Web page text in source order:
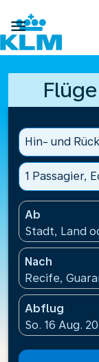

Hin- und
1 Passagier,
Ab
Stadt, Land
Nach
Recife,
Abflug
fc-booking-
So. 16 Aug.